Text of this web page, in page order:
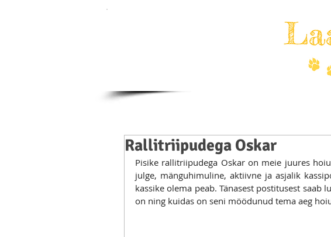
Rallitriipudega Oskar
Pisike rallitriipudega Oskar on meie juures
julge, mänguhimuline, aktiivne ja asjalik
kassike olema peab. Tänasest postitusest saab
on ning kuidas on seni möödunud tema aeg